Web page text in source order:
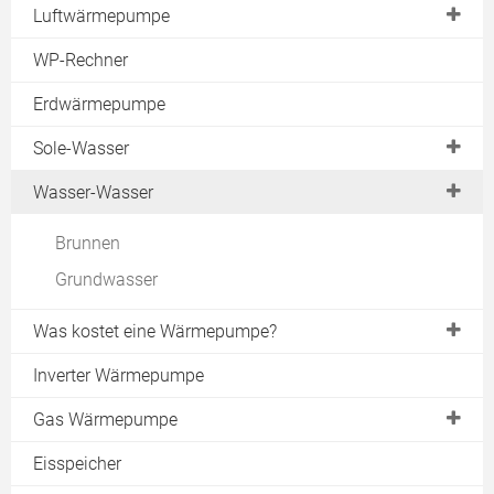
Luftwärmepumpe
Außenaufstellung
Abluftwärmepumpe
Luft-Luft-Wärmepumpe
Förderung
Vor- & Nachteile Luft-Wasser-Wärmepumpe
Erfahrungen
WP-Rechner
Erdwärmepumpe
Sole-Wasser
Erdreich
Erdsonde
Energiezaun
Erdwärme Heizung
Wasser-Wasser
Brunnen
Grundwasser
Was kostet eine Wärmepumpe?
Sole-Wasser
Luft-Luft
Inverter Wärmepumpe
Gas Wärmepumpe
Gasmotor
Eisspeicher